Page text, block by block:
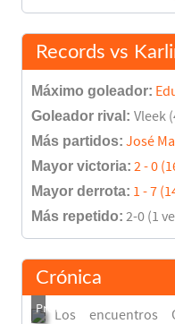
Records vs
Máximo goleador:
Goleador rival: Vleek
Más partidos: José
Mayor victoria: 2 - 0
Mayor derrota: 1 - 7
Más repetido: 2-0 (1
Crónica
Los encuentros